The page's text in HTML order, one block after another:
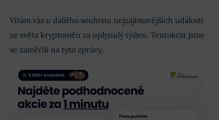
Vítám vás u dalšího souhrnu nejzajímavějších událostí
ze světa kryptoměn za uplynulý týden. Tentokrát jsme
se zaměřili na tyto zprávy.